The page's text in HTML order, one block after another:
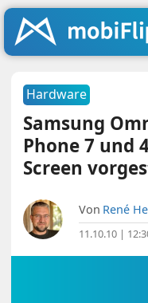
Hardware
Samsung
Phone 7 und
Screen
Von René
11.10.10 |